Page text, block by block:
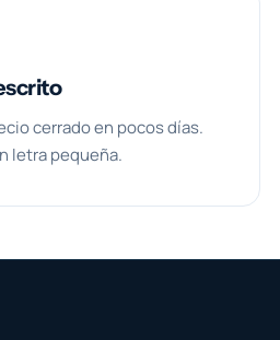
cerrado en pocos días.
letra pequeña.